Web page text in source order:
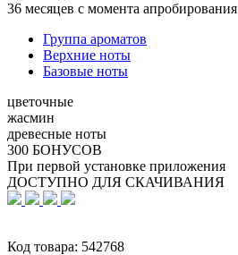
36 месяцев с момента апробирования
Группа ароматов
Верхние ноты
Базовые ноты
цветочные
жасмин
древесные ноты
300 БОНУСОВ
При первой установке приложения
ДОСТУПНО ДЛЯ СКАЧИВАНИЯ
Код товара: 542768